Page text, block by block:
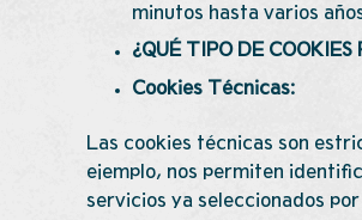
minutos hasta varios
¿QUÉ TIPO DE
Cookies Técnicas:
Las cookies técnicas son
ejemplo, nos permiten
servicios ya seleccionados